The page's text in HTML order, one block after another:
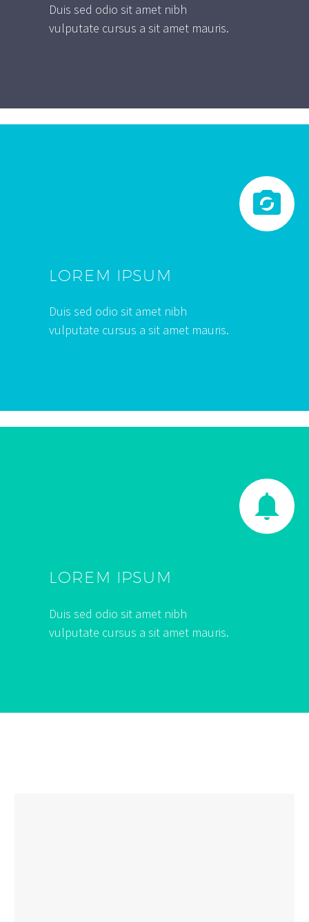
Duis sed odio sit amet nibh
vulputate cursus a sit amet mauris.


LOREM IPSUM
Duis sed odio sit amet nibh
vulputate cursus a sit amet mauris.


LOREM IPSUM
Duis sed odio sit amet nibh
vulputate cursus a sit amet mauris.